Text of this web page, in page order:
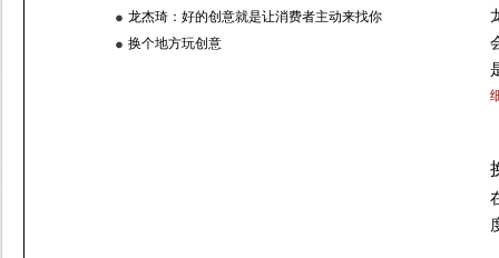
龙杰琦：好的创意就是让消费者主动来找你
换个地方玩创意